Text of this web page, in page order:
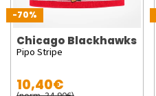
-70%
Chicago Blackhawks
Pipo Stripe
10,40€